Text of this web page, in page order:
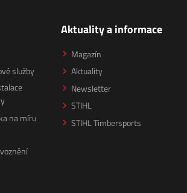
služby
na míru
Aktuality a informace
Magazín
Aktuality
Newsletter
STIHL
STIHL Timbersports